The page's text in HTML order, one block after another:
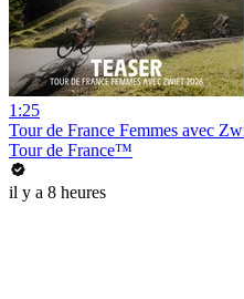
1:25
Tour de France Femmes avec
Tour de France™
il y a 8 heures